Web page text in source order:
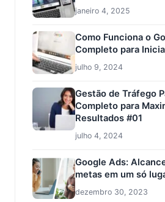
janeiro 4, 2025
Como Funciona o
Completo para
julho 9, 2024
Gestão de Tráfego
Completo para
Resultados #01
julho 4, 2024
Google Ads:
metas em um só
dezembro 30, 2023